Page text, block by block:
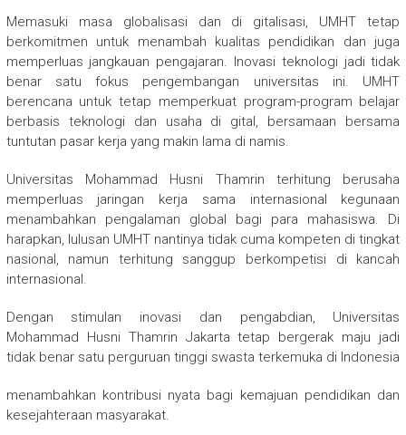
Memasuki masa globalisasi dan di gitalisasi, UMHT tetap
berkomitmen untuk menambah kualitas pendidikan dan juga
memperluas jangkauan pengajaran. Inovasi teknologi jadi tidak
benar satu fokus pengembangan universitas ini. UMHT
berencana untuk tetap memperkuat program-program belajar
berbasis teknologi dan usaha di gital, bersamaan bersama
tuntutan pasar kerja yang makin lama di namis.
Universitas Mohammad Husni Thamrin terhitung berusaha
memperluas jaringan kerja sama internasional kegunaan
menambahkan pengalaman global bagi para mahasiswa. Di
harapkan, lulusan UMHT nantinya tidak cuma kompeten di tingkat
nasional, namun terhitung sanggup berkompetisi di kancah
internasional.
Dengan stimulan inovasi dan pengabdian, Universitas
Mohammad Husni Thamrin Jakarta tetap bergerak maju jadi
tidak benar satu perguruan tinggi swasta terkemuka di Indonesia
menambahkan kontribusi nyata bagi kemajuan pendidikan dan
kesejahteraan masyarakat.